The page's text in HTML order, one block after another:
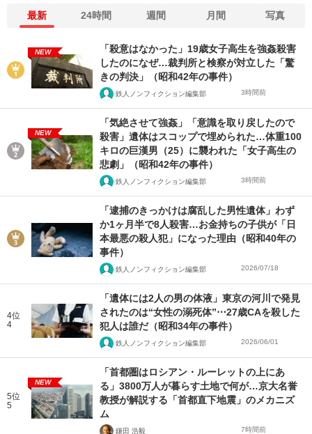
最新 24時間 週間 月間 写真
NEW
「殺意はなかった」19歳女子高生を強姦殺害
したのになぜ…裁判所と検察が対立した「驚
きの判決」（昭和42年の事件）
鉄人ノンフィクション編集部 3時間前
NEW
「気絶させて強姦」「意識を取り戻したので
殺害」遺体はスコップで埋められた…体重100
キロの巨漢男（25）に襲われた「女子高生の
悲劇」（昭和42年の事件）
鉄人ノンフィクション編集部 3時間前
「逮捕のきっかけは腐乱した男性遺体」わず
か1ヶ月半で8人殺害…お金持ちの子供が「日
本最悪の殺人犯」になった理由（昭和40年の
事件）
鉄人ノンフィクション編集部 2026/07/18
4位
4
「遺体には2人の男の体液」東京の河川で発見
されたのは“女性の溺死体”⋯27歳CAを殺した
犯人は誰だ（昭和34年の事件）
鉄人ノンフィクション編集部 2026/06/01
5位
5
NEW
「首都圏はロシアン・ルーレットの上にあ
る」3800万人が暮らす土地で何が…京大名誉
教授が解説する「首都直下地震」のメカニズ
ム
鎌田 浩毅 7時間前